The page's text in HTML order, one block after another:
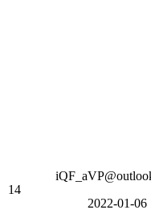
14
2022-01-06